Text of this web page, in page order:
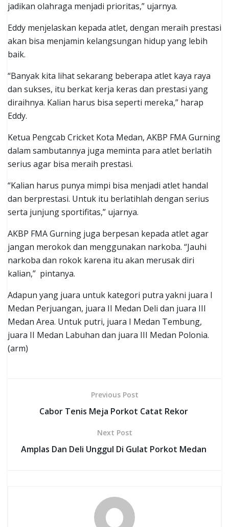
jadikan olahraga menjadi prioritas,” ujarnya.
Eddy menjelaskan kepada atlet, dengan meraih prestasi
akan bisa menjamin kelangsungan hidup yang lebih
baik.
“Banyak kita lihat sekarang beberapa atlet kaya raya
dan sukses, itu berkat kerja keras dan prestasi yang
diraihnya. Kalian harus bisa seperti mereka,” harap
Eddy.
Ketua Pengcab Cricket Kota Medan, AKBP FMA Gurning
dalam sambutannya juga meminta para atlet berlatih
serius agar bisa meraih prestasi.
“Kalian harus punya mimpi bisa menjadi atlet handal
dan berprestasi. Untuk itu berlatihlah dengan serius
serta junjung sportifitas,” ujarnya.
AKBP FMA Gurning juga berpesan kepada atlet agar
jangan merokok dan menggunakan narkoba. “Jauhi
narkoba dan rokok karena itu akan merusak diri
kalian,” pintanya.
Adapun yang juara untuk kategori putra yakni juara I
Medan Perjuangan, juara II Medan Deli dan juara III
Medan Area. Untuk putri, juara I Medan Tembung,
juara II Medan Labuhan dan juara III Medan Polonia.
(arm)
Previous Post
Cabor Tenis Meja Porkot Catat Rekor
Next Post
Amplas Dan Deli Unggul Di Gulat Porkot Medan